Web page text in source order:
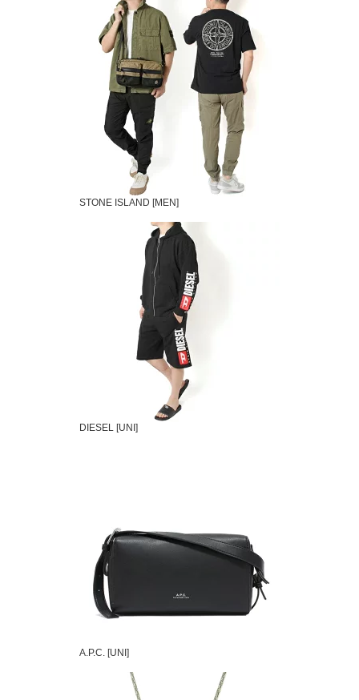
STONE ISLAND [MEN]
DIESEL [UNI]
A.P.C. [UNI]